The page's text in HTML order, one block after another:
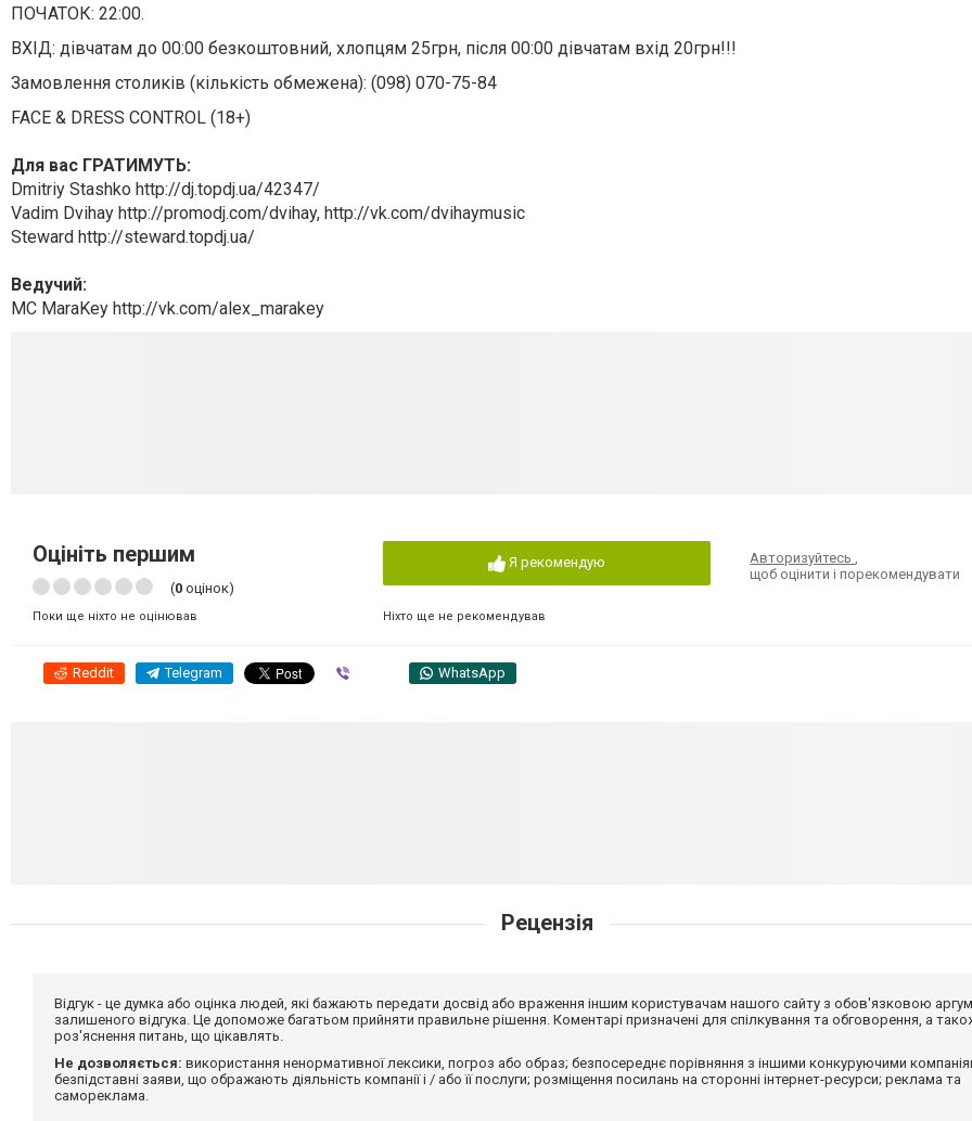
ПОЧАТОК: 22:00.
ВХІД: дівчатам до 00:00 безкоштовний, хлопцям 25грн, після 00:00 дівчатам вхід 20грн!!!
Замовлення столиків (кількість обмежена): (098) 070-75-84
FACE & DRESS CONTROL (18+)
Для вас ГРАТИМУТЬ:
Dmitriy Stashko http://dj.topdj.ua/42347/
Vadim Dvihay http://promodj.com/dvihay, http://vk.com/dvihaymusic
Steward http://steward.topdj.ua/
Ведучий:
MC MaraKey http://vk.com/alex_marakey
Оцініть першим
(0 оцінок)
Поки ще ніхто не оцінював
Я рекомендую
Ніхто ще не рекомендував
Авторизуйтесь,
щоб оцінити і порекомендувати
Reddit Telegram WhatsApp
Рецензія
Відгук - це думка або оцінка людей, які бажають передати досвід або враження іншим користувачам нашого сайту з обов'язковою
залишеного відгука. Це допоможе багатьом прийняти правильне рішення. Коментарі призначені для спілкування та обговорення, а
роз'яснення питань, що цікавлять.
Не дозволяється: використання ненормативної лексики, погроз або образ; безпосереднє порівняння з іншими конкуруючими
безпідставні заяви, що ображають діяльність компанії і / або її послуги; розміщення посилань на сторонні інтернет-ресурси; реклама та
самореклама.